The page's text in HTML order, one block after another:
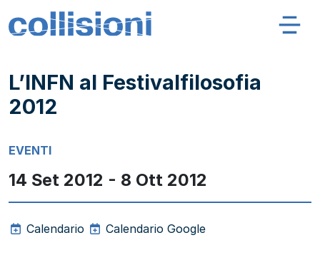
Salta al contenuto
Navigazione principale
L’INFN al Festivalfilosofia
2012
EVENTI
14 Set 2012 - 8 Ott 2012
Calendario Calendario Google